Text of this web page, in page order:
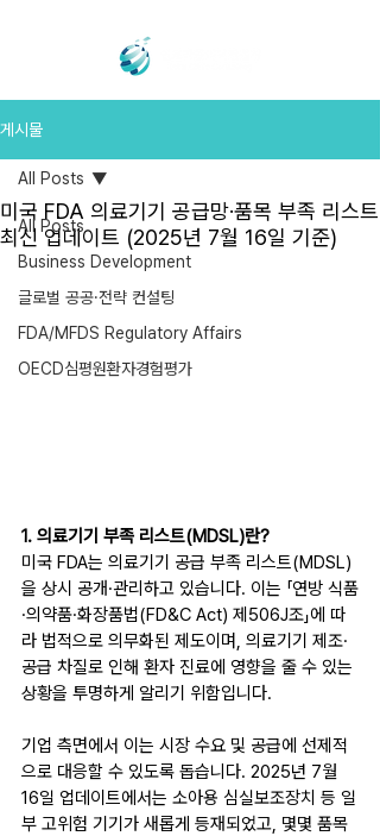
게시물
All Posts
Business Development
글로벌 공공·전략 컨설팅
FDA/MFDS Regulatory Affairs
OECD심평원환자경험평가
All Posts
미국 FDA 의료기기 공급망·품목 부족 리스트
최신 업데이트 (2025년 7월 16일 기준)
1. 의료기기 부족 리스트(MDSL)란?
미국 FDA는 의료기기 공급 부족 리스트(MDSL)
을 상시 공개·관리하고 있습니다. 이는 「연방 식품
·의약품·화장품법(FD&C Act) 제506J조」에 따
라 법적으로 의무화된 제도이며, 의료기기 제조·
공급 차질로 인해 환자 진료에 영향을 줄 수 있는
상황을 투명하게 알리기 위함입니다.
기업 측면에서 이는 시장 수요 및 공급에 선제적
으로 대응할 수 있도록 돕습니다. 2025년 7월
16일 업데이트에서는 소아용 심실보조장치 등 일
부 고위험 기기가 새롭게 등재되었고, 몇몇 품목